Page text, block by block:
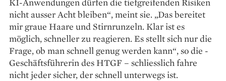
nicht ausser Acht bleiben“, meint sie. „Das bereitet
mir graue Haare und Stirnrunzeln. Klar ist es
möglich, schneller zu reagieren. Es stellt sich nur die
Frage, ob man schnell genug werden kann“, so die ­
Geschäftsführerin des HTGF – schliesslich fahre
nicht jeder sicher, der schnell un­terwegs ist.